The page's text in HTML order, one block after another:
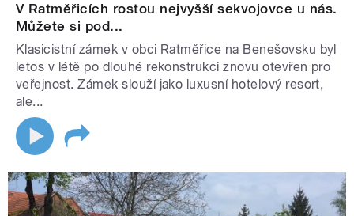
V Ratměřicích rostou nejvyšší sekvojovce u nás.
Můžete si pod...
Klasicistní zámek v obci Ratměřice na Benešovsku byl
letos v létě po dlouhé rekonstrukci znovu otevřen pro
veřejnost. Zámek slouží jako luxusní hotelový resort,
ale...